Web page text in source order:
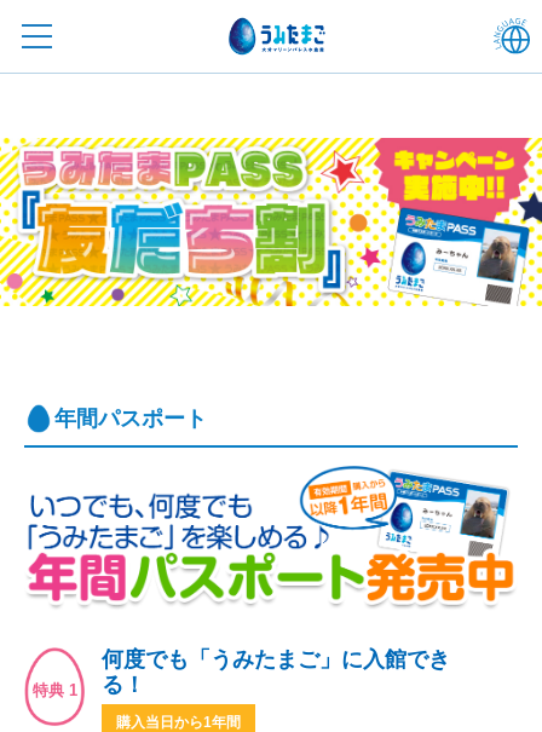
年間パスポート
特典 1
何度でも「うみたまご」に入館でき
る！
購入当日から1年間